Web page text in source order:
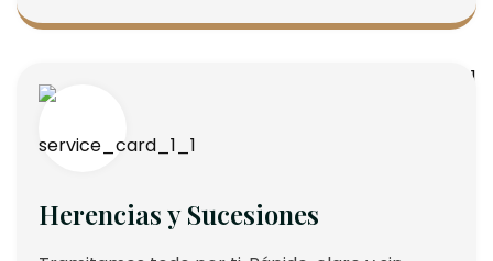
Herencias y Sucesiones